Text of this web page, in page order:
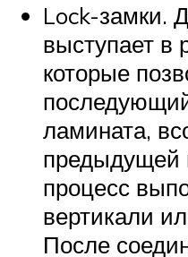
Lock-замки.
выступает в
которые
ламината,
предыдущей
процесс
вертикали
После